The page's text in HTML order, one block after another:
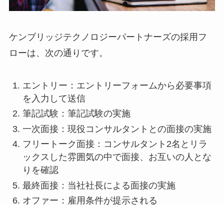
ケンブリッジテクノロジーパートナーズの採用フ
ローは、次の通りです。
エントリー：エントリーフォームから必要事項
を入力して送信
筆記試験：筆記試験の実施
一次面接：現役コンサルタントとの面接の実施
フリートーク面接：コンサルタント2名とリラ
ックスした雰囲気の中で面接、お互いの人とな
りを確認
最終面接：当社社長による面接の実施
オファー：雇用条件が提示される